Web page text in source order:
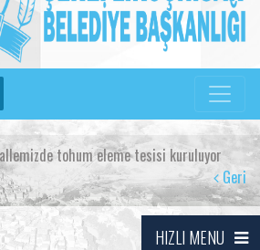
tohum eleme tesisi kuruluyor
Geri
HIZLI MENU